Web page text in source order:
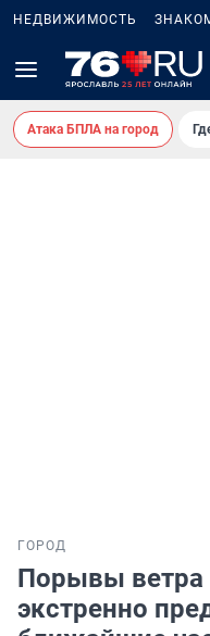
НЕДВИЖИМОСТЬ
Атака БПЛА на город
ГОРОД
Порывы
экстренно